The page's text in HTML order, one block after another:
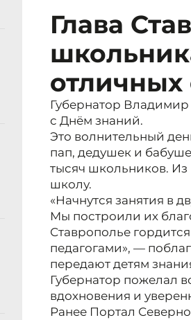
Глава
отличных
Губернатор
с Днём знаний.
Это волнительный
пап, дедушек и
тысяч школьников. Из
школу.
«Начнутся занятия в
Мы построили их
Ставрополье
педагогами», —
передают детям
Губернатор пожелал
вдохновения и
Ранее Портал